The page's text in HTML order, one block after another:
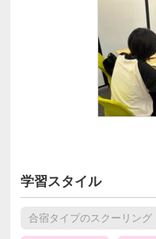
学習スタイル
合宿タイプのスクーリング